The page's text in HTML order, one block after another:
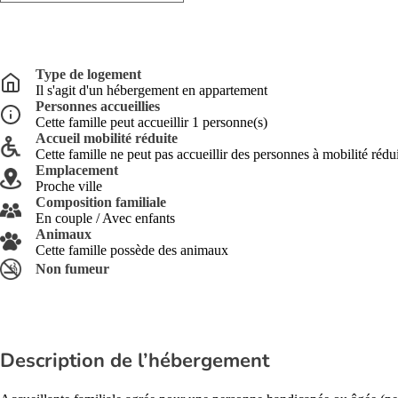
Type de logement
Il s'agit d'un hébergement en appartement
Personnes accueillies
Cette famille peut accueillir 1 personne(s)
Accueil mobilité réduite
Cette famille ne peut pas accueillir des personnes à mobilité
Emplacement
Proche ville
Composition familiale
En couple / Avec enfants
Animaux
Cette famille possède des animaux
Non fumeur
Description de l’hébergement